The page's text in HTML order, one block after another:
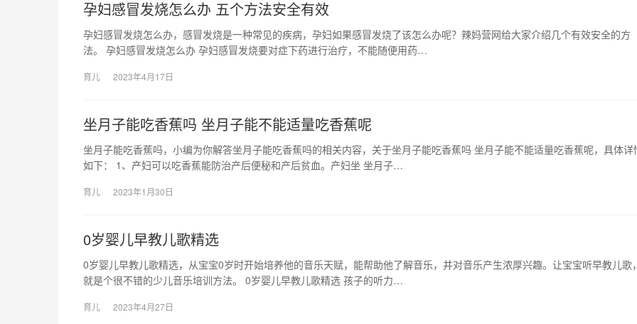
孕妇感冒发烧怎么办 五个方法安全有效
孕妇感冒发烧怎么办，感冒发烧是一种常见的疾病，孕妇如果感冒发烧了该怎么办呢？辣妈营网给大家介绍几个有效安全的方
法。 孕妇感冒发烧怎么办 孕妇感冒发烧要对症下药进行治疗，不能随便用药…
育儿 2023年4月17日
坐月子能吃香蕉吗 坐月子能不能适量吃香蕉呢
坐月子能吃香蕉吗，小编为你解答坐月子能吃香蕉吗的相关内容，关于坐月子能吃香蕉吗 坐月子能不能适量吃香蕉呢，具体详
如下： 1、产妇可以吃香蕉能防治产后便秘和产后贫血。产妇坐 坐月子…
育儿 2023年1月30日
0岁婴儿早教儿歌精选
0岁婴儿早教儿歌精选，从宝宝0岁时开始培养他的音乐天赋，能帮助他了解音乐，并对音乐产生浓厚兴趣。让宝宝听早教儿歌
就是个很不错的少儿音乐培训方法。 0岁婴儿早教儿歌精选 孩子的听力…
育儿 2023年4月27日